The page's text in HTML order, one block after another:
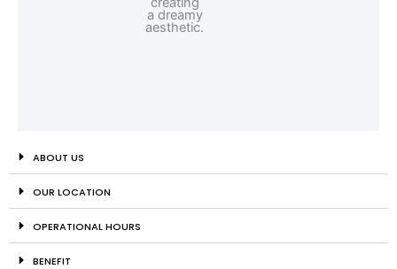
ABOUT US
OUR LOCATION
OPERATIONAL HOURS
BENEFIT